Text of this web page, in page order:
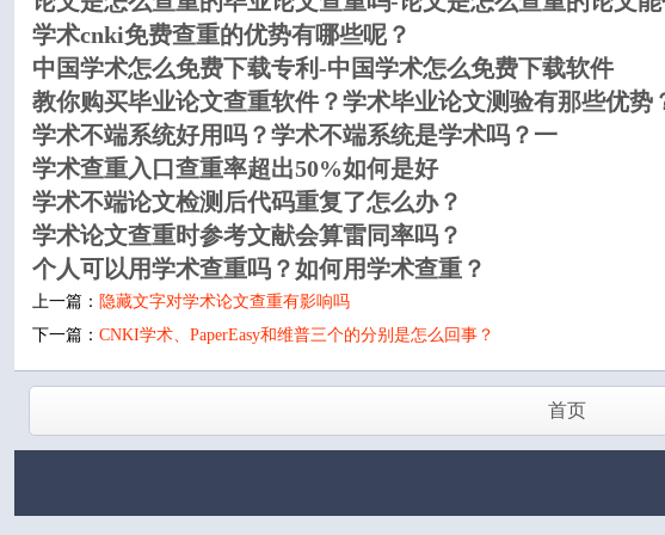
学术cnki免费查重的优势有哪些呢？
中国学术怎么免费下载专利-中国学术怎么免费下载软件
教你购买毕业论文查重软件？学术毕业论文测验有那些优势
学术不端系统好用吗？学术不端系统是学术吗？一
学术查重入口查重率超出50%如何是好
学术不端论文检测后代码重复了怎么办？
学术论文查重时参考文献会算雷同率吗？
个人可以用学术查重吗？如何用学术查重？
上一篇： 隐藏文字对学术论文查重有影响吗
下一篇： CNKI学术、PaperEasy和维普三个的分别是怎么回事？
首页